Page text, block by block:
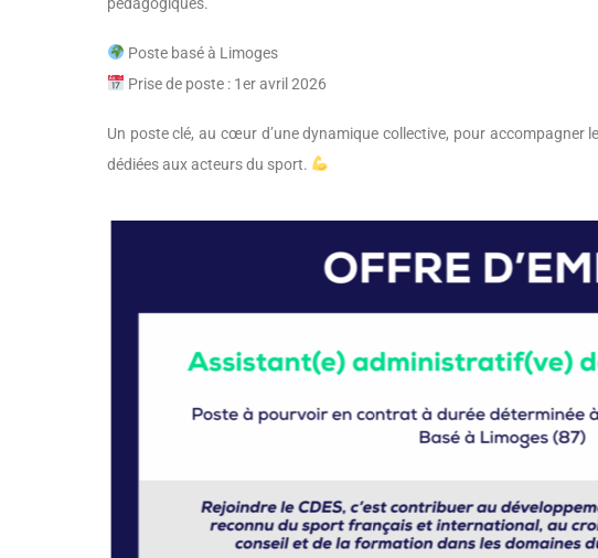
Poste basé à Limoges
Prise de poste : 1er avril 2026
Un poste clé, au cœur d’une dynamique collective, pour
dédiées aux acteurs du sport.